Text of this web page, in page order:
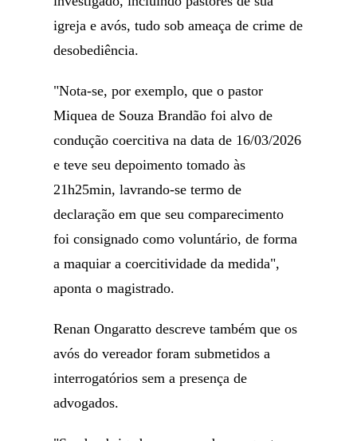
igreja e avós, tudo sob ameaça de crime de
desobediência.
"Nota-se, por exemplo, que o pastor
Miquea de Souza Brandão foi alvo de
condução coercitiva na data de 16/03/2026
e teve seu depoimento tomado às
21h25min, lavrando-se termo de
declaração em que seu comparecimento
foi consignado como voluntário, de forma
a maquiar a coercitividade da medida",
aponta o magistrado.
Renan Ongaratto descreve também que os
avós do vereador foram submetidos a
interrogatórios sem a presença de
advogados.